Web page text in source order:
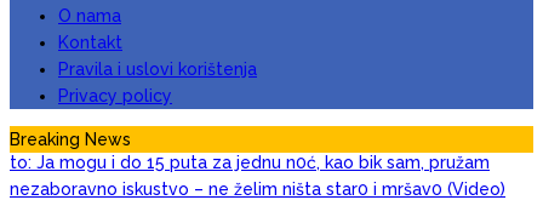
O nama
Kontakt
Pravila i uslovi korištenja
Privacy policy
Breaking News
to: Ja mogu i do 15 puta za jednu n0ć, kao bik sam, pružam
nezaboravno iskustvo – ne želim ništa star0 i mršav0 (Video)